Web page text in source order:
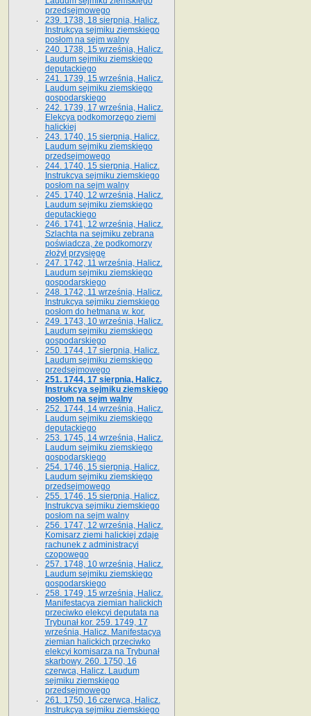
przedsejmowego
239. 1738, 18 sierpnia, Halicz.
Instrukcya sejmiku ziemskiego
posłom na sejm walny
240. 1738, 15 września, Halicz.
Laudum sejmiku ziemskiego
deputackiego
241. 1739, 15 września, Halicz.
Laudum sejmiku ziemskiego
gospodarskiego
242. 1739, 17 września, Halicz.
Elekcya podkomorzego ziemi
halickiej
243. 1740, 15 sierpnia, Halicz.
Laudum sejmiku ziemskiego
przedsejmowego
244. 1740, 15 sierpnia, Halicz.
Instrukcya sejmiku ziemskiego
posłom na sejm walny
245. 1740, 12 września, Halicz.
Laudum sejmiku ziemskiego
deputackiego
246. 1741, 12 września, Halicz.
Szlachta na sejmiku zebrana
poświadcza, że podkomorzy
złożył przysięgę
247. 1742, 11 września, Halicz.
Laudum sejmiku ziemskiego
gospodarskiego
248. 1742, 11 września, Halicz.
Instrukcya sejmiku ziemskiego
posłom do hetmana w. kor.
249. 1743, 10 września, Halicz.
Laudum sejmiku ziemskiego
gospodarskiego
250. 1744, 17 sierpnia, Halicz.
Laudum sejmiku ziemskiego
przedsejmowego
251. 1744, 17 sierpnia, Halicz.
Instrukcya sejmiku ziemskiego
posłom na sejm walny
252. 1744, 14 września, Halicz.
Laudum sejmiku ziemskiego
deputackiego
253. 1745, 14 września, Halicz.
Laudum sejmiku ziemskiego
gospodarskiego
254. 1746, 15 sierpnia, Halicz.
Laudum sejmiku ziemskiego
przedsejmowego
255. 1746, 15 sierpnia, Halicz.
Instrukcya sejmiku ziemskiego
posłom na sejm walny
256. 1747, 12 września, Halicz.
Komisarz ziemi halickiej zdaje
rachunek z administracyi
czopowego
257. 1748, 10 września, Halicz.
Laudum sejmiku ziemskiego
gospodarskiego
258. 1749, 15 września, Halicz.
Manifestacya ziemian halickich
przeciwko elekcyi deputata na
Trybunał kor. 259. 1749, 17
września, Halicz. Manifestacya
ziemian halickich przeciwko
elekcyi komisarza na Trybunał
skarbowy. 260. 1750, 16
czerwca, Halicz. Laudum
sejmiku ziemskiego
przedsejmowego
261. 1750, 16 czerwca, Halicz.
Instrukcya sejmiku ziemskiego